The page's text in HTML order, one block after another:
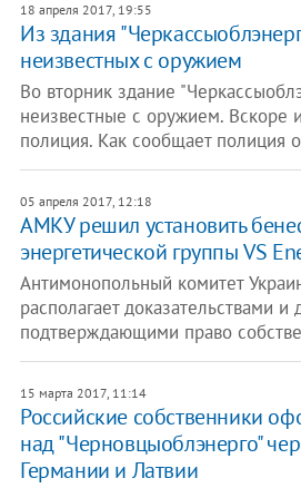
18 апреля 2017, 19:55
Из здания
неизвестных с оружием
Во вторник здание
неизвестные с оружием. Вскоре
полиция. Как сообщает полиция
05 апреля 2017, 12:18
АМКУ решил установить
энергетической группы VS
Антимонопольный комитет
располагает доказательствами и
подтверждающими право
15 марта 2017, 11:14
Российские собственники
над "Черновцыоблэнерго"
Германии и Латвии